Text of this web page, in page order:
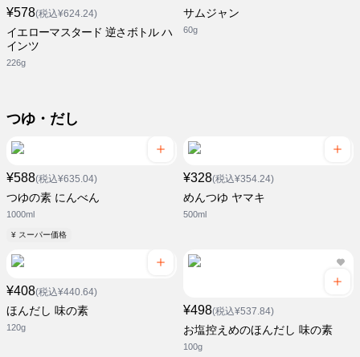
¥578(税込¥624.24)
イエローマスタード 逆さボトル ハ
インツ
226g
サムジャン
60g
つゆ・だし
¥588(税込¥635.04)
つゆの素 にんべん
1000ml
¥ スーパー価格
¥328(税込¥354.24)
めんつゆ ヤマキ
500ml
¥408(税込¥440.64)
ほんだし 味の素
120g
¥498(税込¥537.84)
お塩控えめのほんだし 味の素
100g